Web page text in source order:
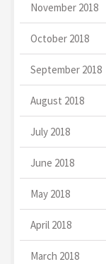
November 2018
October 2018
September 2018
August 2018
July 2018
June 2018
May 2018
April 2018
March 2018